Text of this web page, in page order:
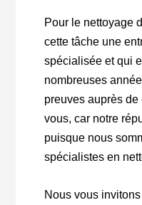
Pour le nettoyage
cette tâche une
spécialisée et qui
nombreuses
preuves auprès
vous, car notre
puisque nous
spécialistes en
Nous vous